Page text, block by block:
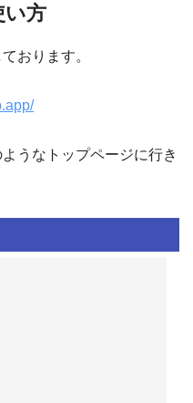
い方
おります。
うなトップページに行き